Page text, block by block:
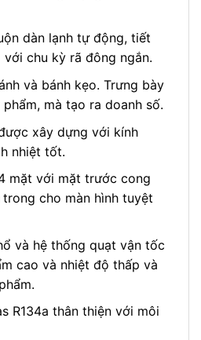
dàn lạnh tự động, tiết
với chu kỳ rã đông ngắn.
và bánh kẹo. Trưng bày
mà tạo ra doanh số.
xây dựng với kính
nhiệt tốt.
mặt với mặt trước cong
cho màn hình tuyệt
và hệ thống quạt vận tốc
cao và nhiệt độ thấp và
R134a thân thiện với môi